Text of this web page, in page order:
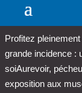
Profitez
grande incidence :
soiAurevoir,
exposition aux